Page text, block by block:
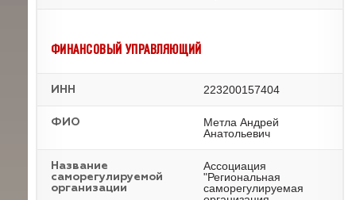
ФИНАНСОВЫЙ УПРАВЛЯЮЩИЙ
ИНН 223200157404
ФИО
Метла Андрей
Анатольевич
Название
саморегулируемой
организации
Ассоциация
"Региональная
саморегулируемая